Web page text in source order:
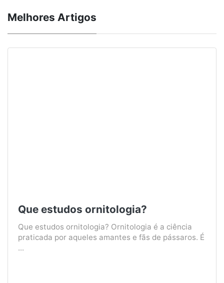
Melhores Artigos
Que estudos ornitologia?
Que estudos ornitologia? Ornitologia é a ciência
praticada por aqueles amantes e fãs de pássaros. É
...